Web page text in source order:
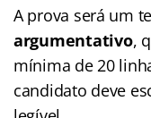
A prova será um
argumentativo,
mínima de 20
candidato deve